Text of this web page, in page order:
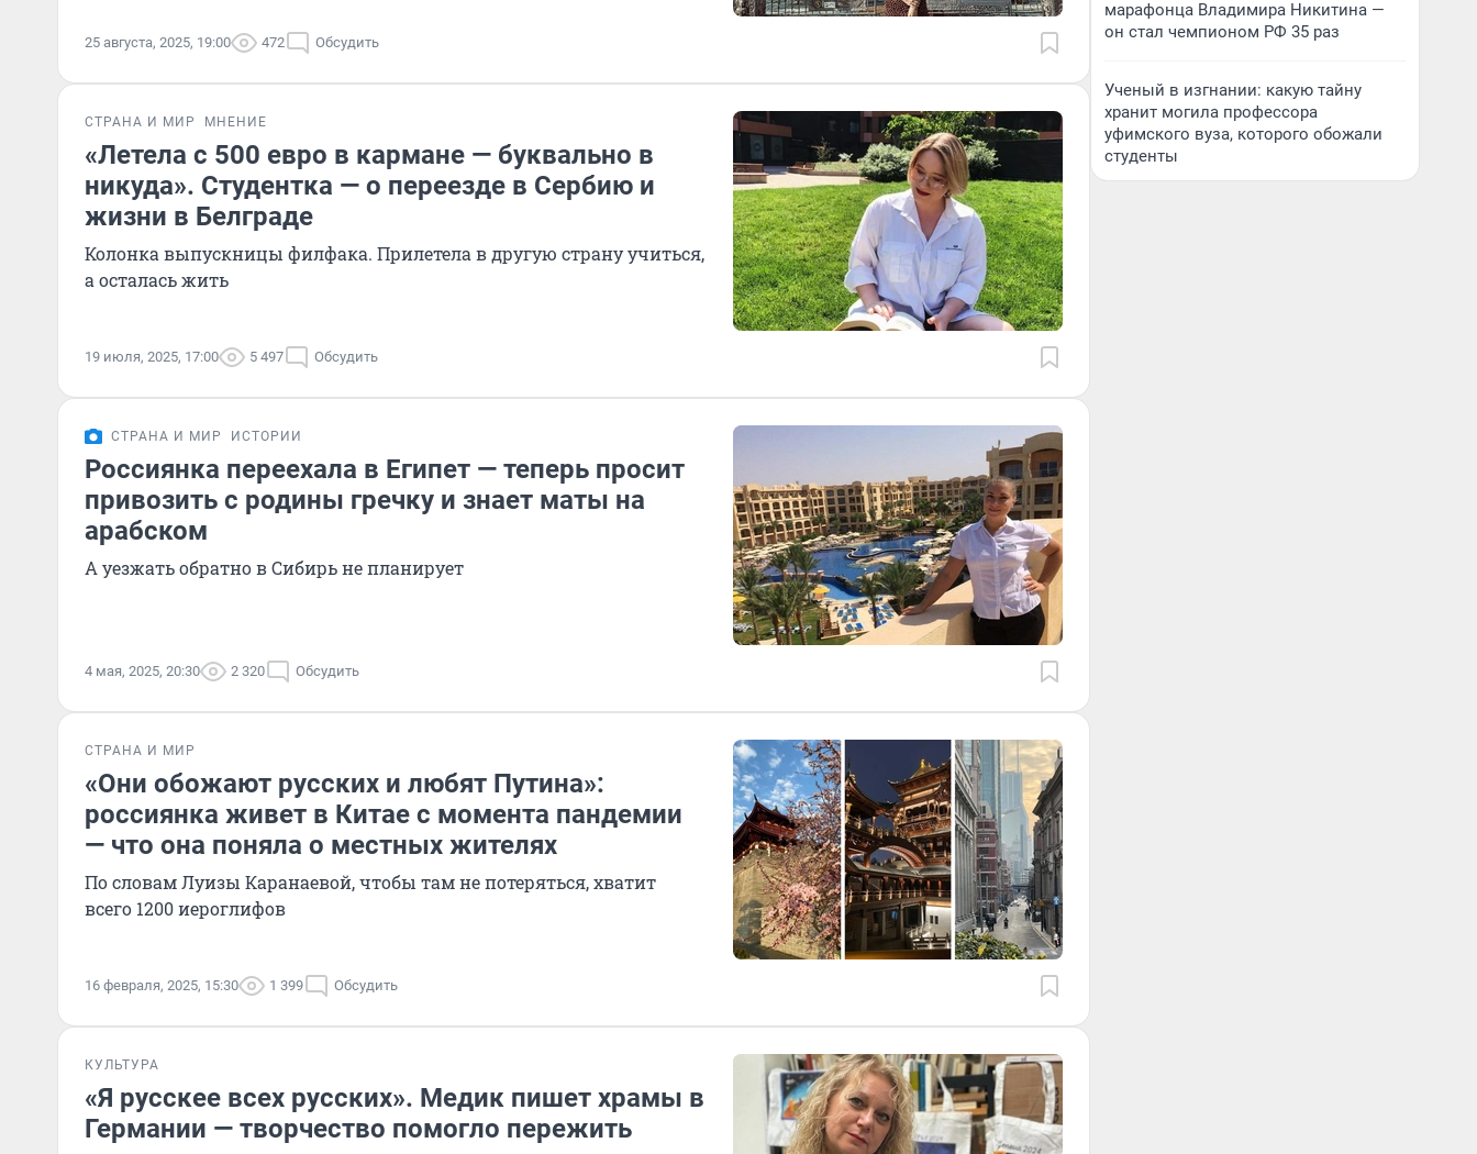
25 августа, 2025, 19:00 472 Обсудить
СТРАНА И МИР МНЕНИЕ
«Летела с 500 евро в кармане — буквально в
никуда». Студентка — о переезде в Сербию и
жизни в Белграде
Колонка выпускницы филфака. Прилетела в другую страну учиться,
а осталась жить
19 июля, 2025, 17:00 5 497 Обсудить
СТРАНА И МИР ИСТОРИИ
Россиянка переехала в Египет — теперь просит
привозить с родины гречку и знает маты на
арабском
А уезжать обратно в Сибирь не планирует
4 мая, 2025, 20:30 2 320 Обсудить
СТРАНА И МИР
«Они обожают русских и любят Путина»:
россиянка живет в Китае с момента пандемии
— что она поняла о местных жителях
По словам Луизы Каранаевой, чтобы там не потеряться, хватит
всего 1200 иероглифов
16 февраля, 2025, 15:30 1 399 Обсудить
КУЛЬТУРА
«Я русскее всех русских». Медик пишет храмы в
Германии — творчество помогло пережить
марафонца Владимира Никитина —
он стал чемпионом РФ 35 раз
Ученый в изгнании: какую тайну
хранит могила профессора
уфимского вуза, которого обожали
студенты